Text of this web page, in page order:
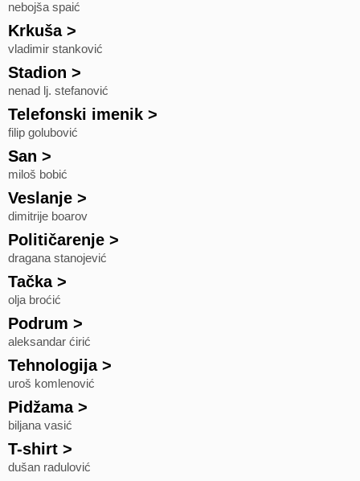
nebojša spaić
Krkuša>
vladimir stanković
Stadion >
nenad lj. stefanović
Telefonski imenik >
filip golubović
San >
miloš bobić
Veslanje >
dimitrije boarov
Političarenje >
dragana stanojević
Tačka>
olja broćić
Podrum >
aleksandar ćirić
Tehnologija>
uroš komlenović
Pidžama>
biljana vasić
T-shirt >
dušan radulović